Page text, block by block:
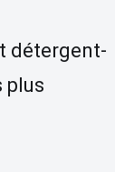
détergent-
plus